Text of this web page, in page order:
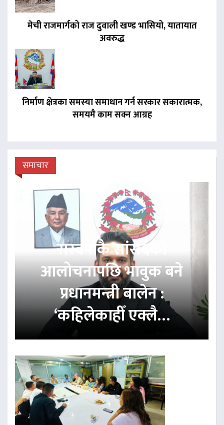
मेची राजमार्गको राज दुवाली खण्ड भासियो, यातायात
अवरुद्ध
निर्माण क्षेत्रका समस्या समाधान गर्न सरकार सकारात्मक,
समयमै काम सक्न आग्रह
समाचार
रास्वपाकै सांसदको
आलोचनापछि भावुक बने
प्रधानमन्त्री बालेन :
‘कहिलेकाहीँ एक्लै…